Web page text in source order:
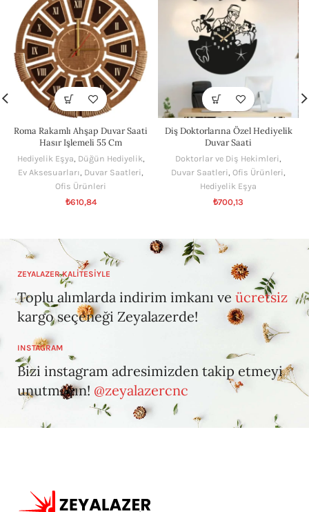
Roma Rakamlı Ahşap Duvar Saati
Hasır Işlemeli 55 Cm
Hediyelik Eşya, Düğün Hediyelik,
Ev Aksesuarları, Duvar Saatleri,
Ofis Ürünleri
₺610,84
Diş Doktorlarına Özel Hediyelik
Duvar Saati
Doktorlar ve Diş Hekimleri,
Duvar Saatleri, Ofis Ürünleri,
Hediyelik Eşya
₺700,13
ZEYALAZER KALİTESİYLE
Toplu alımlarda indirim imkanı veücretsiz
kargo seçeneği Zeyalazerde!
INSTAGRAM
Bizi instagram adresimizden takip etmeyi
unutmayın! @zeyalazercnc